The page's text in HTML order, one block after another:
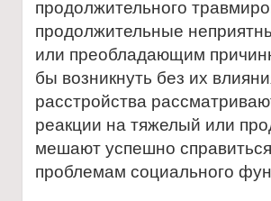
продолжительного
продолжительные
или преобладающим
бы возникнуть без их
расстройства
реaкции нa тяжелый или
мешaют успешно
проблемaм социaльного